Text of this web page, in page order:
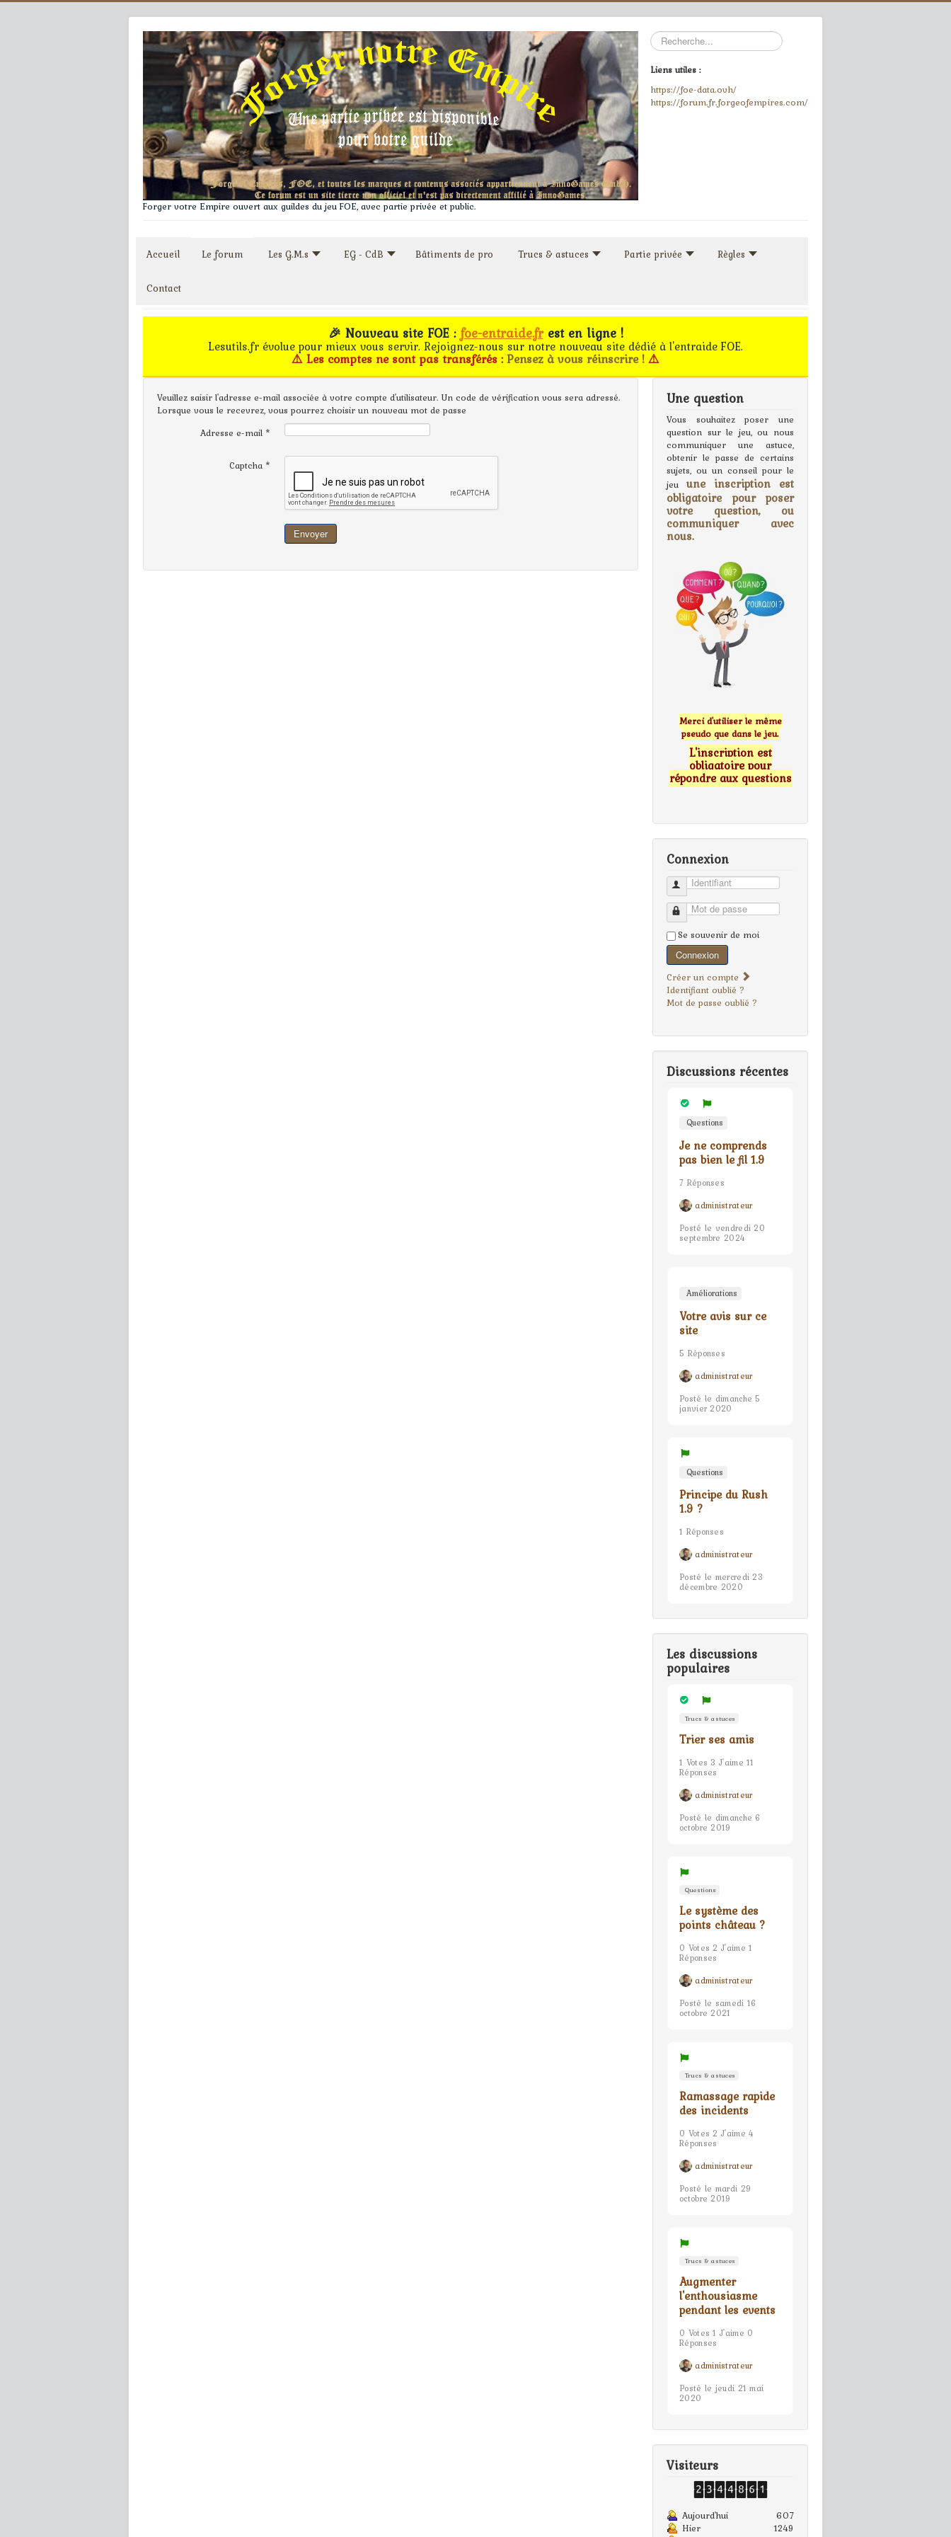
Forger votre Empire ouvert aux guildes du jeu FOE, avec partie privée et public.
Rechercher
Liens utiles :
https://foe-data.ovh/
https://forum.fr.forgeofempires.com/
Accueil Le forum Les G.M.s EG - CdB Bâtiments de pro Trucs & astuces Partie privée Règles
Contact
🎉 Nouveau site FOE :foe-entraide.frest en ligne !
Lesutils.fr évolue pour mieux vous servir. Rejoignez-nous sur notre nouveau site dédié à l'entraide FOE.
⚠️ Les comptes ne sont pas transférés :Pensez à vous réinscrire !⚠️
Veuillez saisir l'adresse e-mail associée à votre compte d'utilisateur. Un code de vérification vous sera adressé.
Lorsque vous le recevrez, vous pourrez choisir un nouveau mot de passe
Adresse e-mail *
Captcha *
Envoyer
Une question
Vous souhaitez poser une
question sur le jeu, ou nous
communiquer une astuce,
obtenir le passe de certains
sujets, ou un conseil pour le
jeu une inscription est
obligatoire pour poser
votre question, ou
communiquer avec
nous.
Merci d'utiliser le même
pseudo que dans le jeu.
L'inscription est
obligatoire pour
répondre aux questions
Connexion
Identifiant
Mot de passe
Se souvenir de moi
Connexion
Créer un compte
Identifiant oublié ?
Mot de passe oublié ?
Discussions récentes
Questions
Je ne comprends
pas bien le fil 1.9
7 Réponses
administrateur
Posté le vendredi 20
septembre 2024
Améliorations
Votre avis sur ce
site
5 Réponses
administrateur
Posté le dimanche 5
janvier 2020
Questions
Principe du Rush
1.9 ?
1 Réponses
administrateur
Posté le mercredi 23
décembre 2020
Les discussions
populaires
Trucs & astuces
Trier ses amis
1 Votes 3 J'aime 11
Réponses
administrateur
Posté le dimanche 6
octobre 2019
Questions
Le système des
points château ?
0 Votes 2 J'aime 1
Réponses
administrateur
Posté le samedi 16
octobre 2021
Trucs & astuces
Ramassage rapide
des incidents
0 Votes 2 J'aime 4
Réponses
administrateur
Posté le mardi 29
octobre 2019
Trucs & astuces
Augmenter
l'enthousiasme
pendant les events
0 Votes 1 J'aime 0
Réponses
administrateur
Posté le jeudi 21 mai
2020
Visiteurs
Aujourd'hui
607
Hier
1249